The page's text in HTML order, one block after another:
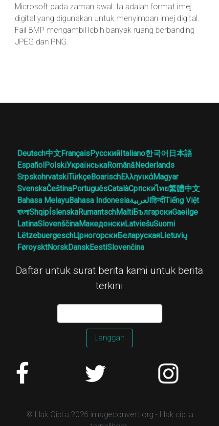
Microsoft pada zaman awal. Ia adalah format imej
digital yang digunakan untuk menyimpan imej digital.
Fail BMP mengambil lebih banyak ruang berbanding
JPEG dan PNG.
Deutsch中文FrançaisРусскийItaliano한국어 日本語
EspañolPolskiУкраїнськаRomânăNederlands
SrpskohrvatskiTürkçeBoarischΕλληνικάMagyar
SvenskaČeštinaPortuguêsCatalàСрпскиไทย繁體中文
Bahasa MelayuBahasa Indonesiaالعربيةहिन्दीTiếng Việt
বাংলাShqipÍslenskaRumantschMaltiБългарскиGaeilge
LatinaSlovenščinaМакедонскиLatviešuSuomi
LëtzebuergeschЦрногорскиБеларускаяLietuvių
FøroysktNorskDanskEestiSlovenčina
Daftar untuk surat berita kami untuk berita
terkini
Langgan
© Hak Cipta 2026 imageconvert.org - Hak cipta